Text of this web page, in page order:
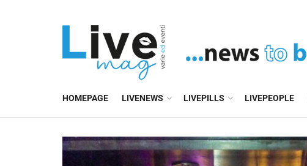
HOMEPAGE LIVENEWS LIVEPILLS LIVEPEOPLE